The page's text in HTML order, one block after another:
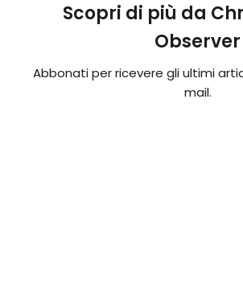
Scopri di più da
Observer
Abbonati per ricevere gli ultimi
mail.